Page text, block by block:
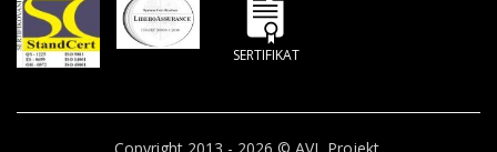
SERTIFIKAT